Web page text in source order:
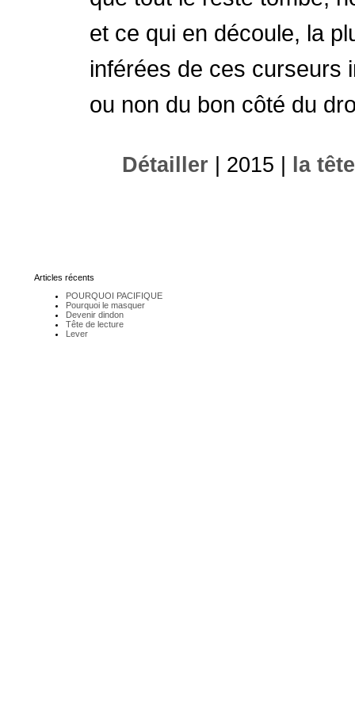
et ce qui en découle, la
inférées de ces curseurs
ou non du bon côté du
Détailler | 2015 | la
Articles récents
POURQUOI PACIFIQUE
Pourquoi le masquer
Devenir dindon
Tête de lecture
Lever